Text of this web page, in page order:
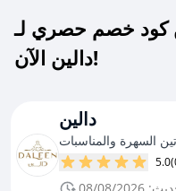
كود خصم حصري لـ
دالين الآن!
دالين
السهرة والمناسبات
5.0